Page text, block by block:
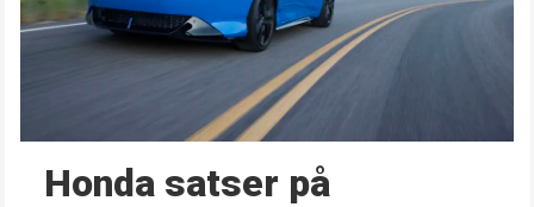
Honda satser på